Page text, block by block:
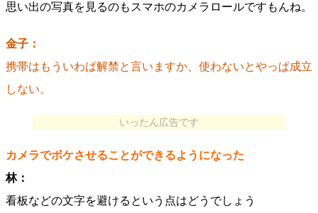
思い出の写真を見るのもスマホのカメラロールですもんね。
金子：
携帯はもういわば解禁と言いますか、使わないとやっぱ成立
しない。
いったん広告です
カメラでボケさせることができるようになった
林：
看板などの文字を避けるという点はどうでしょう